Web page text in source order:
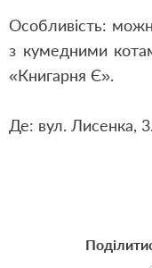
Особливість:
з кумедними
«Книгарня Є».
Де: вул. Лисенка, 3.